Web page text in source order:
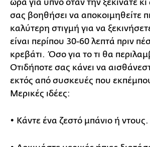
ώρα για ύπνο όταν την ξεκινάτε
σας βοηθήσει να αποκοιμηθείτε
καλύτερη στιγμή για να
είναι περίπου 30-60 λεπτά πριν
κρεβάτι. Όσο για το τι θα
Οτιδήποτε σας κάνει να
εκτός από συσκευές που
Μερικές ιδέες:
• Κάντε ένα ζεστό μπάνιο ή ντους.